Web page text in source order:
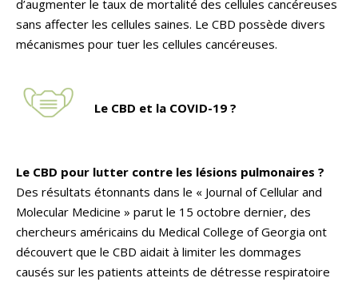
d’augmenter le taux de mortalité des cellules cancéreuses
sans affecter les cellules saines. Le CBD possède divers
mécanismes pour tuer les cellules cancéreuses.
Le CBD et la COVID-19 ?
Le CBD pour lutter contre les lésions pulmonaires ?
Des résultats étonnants dans le « Journal of Cellular and
Molecular Medicine » parut le 15 octobre dernier, des
chercheurs américains du Medical College of Georgia ont
découvert que le CBD aidait à limiter les dommages
causés sur les patients atteints de détresse respiratoire